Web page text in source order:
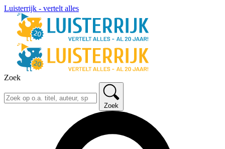
Luisterrijk - vertelt alles
Zoek
Zoek